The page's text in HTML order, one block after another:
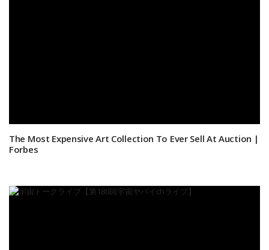
The Most Expensive Art Collection To Ever Sell At Auction |
Forbes